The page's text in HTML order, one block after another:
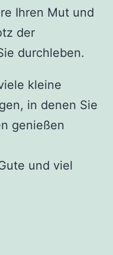
Ihren Mut und
der
durchleben.
kleine
in denen Sie
genießen
und viel